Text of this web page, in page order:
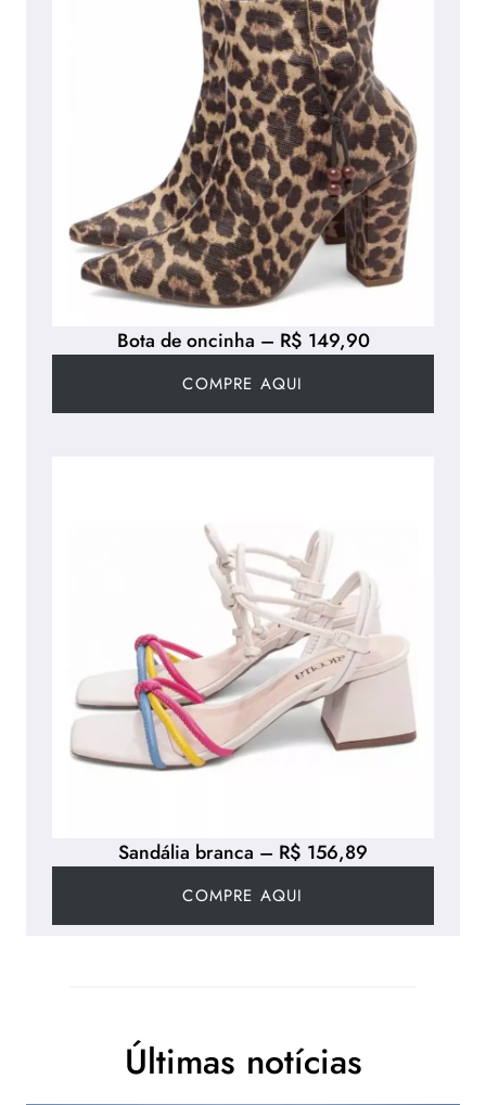
Sandália branca – R$ 156,89
COMPRE AQUI
Bota de oncinha – R$ 149,90
COMPRE AQUI
Últimas notícias